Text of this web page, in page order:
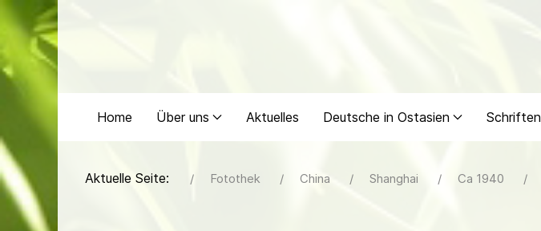
Home Über uns Aktuelles Deutsche in Ostasien Schriften
Aktuelle Seite: Fotothek China Shanghai Ca 1940